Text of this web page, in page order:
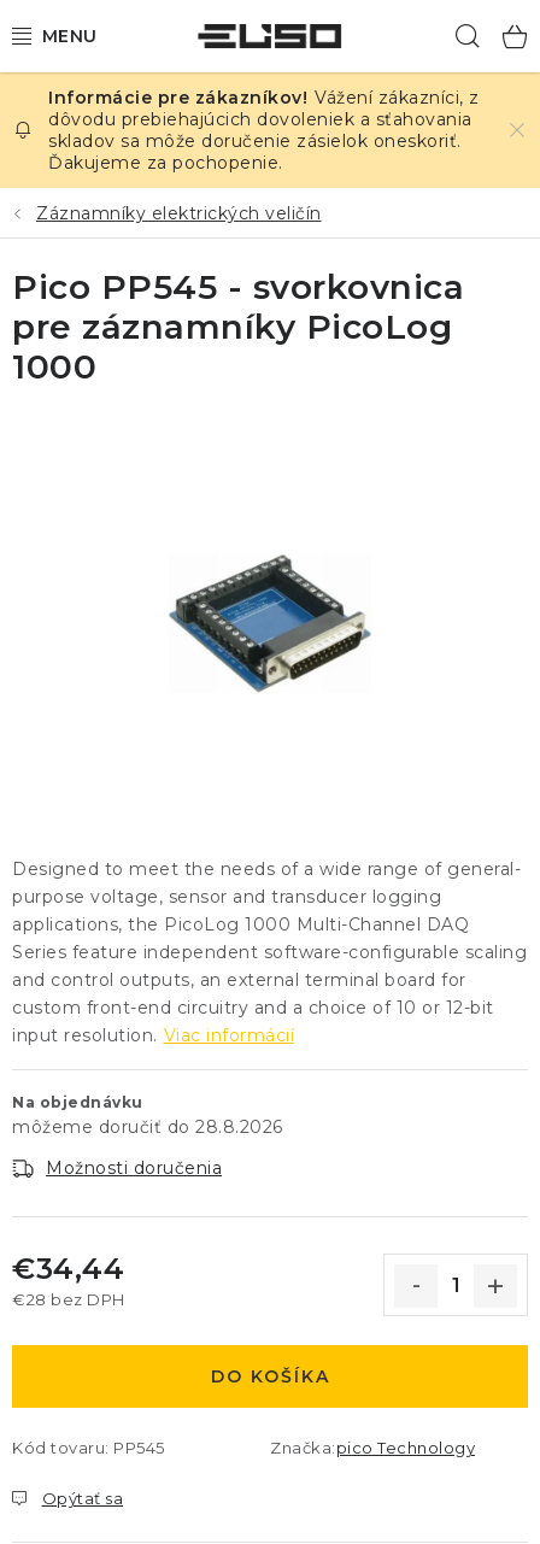
na
ELEKTRINA
TEPLOTA A VLHKOSŤ
TLAK A ÚNIKY
ZÁZNAMNÍKY
KALIBRÁCIA
Vážení zákazníci, z
dôvodu prebiehajúcich dovoleniek a sťahovania
skladov sa môže doručenie zásielok oneskoriť.
Ďakujeme za pochopenie.
Záznamníky elektrických veličín
Designed to meet the needs of a wide range of general-
purpose voltage, sensor and transducer logging
applications, the PicoLog 1000 Multi-Channel DAQ
Series feature independent software-configurable scaling
and control outputs, an external terminal board for
custom front-end circuitry and a choice of 10 or 12-bit
input resolution. Viac informácií
Na objednávku
28.8.2026
Možnosti doručenia
€34,44
€28 bez DPH
DO KOŠÍKA
Kód tovaru: PP545 Značka:pico Technology
Opýtať sa
Pico PP545 - svorkovnica
pre záznamníky PicoLog
1000